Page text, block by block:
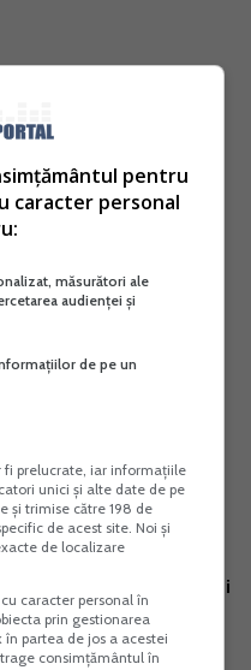
uri gratuite pentru IMM-
fondurilor europene
perioada septembrie -
uri pe tema "Finantari
Uniunea Europeana".
colaborator PFA in acelasi
societate. Este
pentru
caracter personal
măsurători ale
audienței și
de pe un
fi prelucrate, iar informațiile
unici și alte date de pe
și trimise către 198 de
de acest site. Noi și
de localizare
caracter personal în
prin gestionarea
partea de jos a acestei
consimțământul în